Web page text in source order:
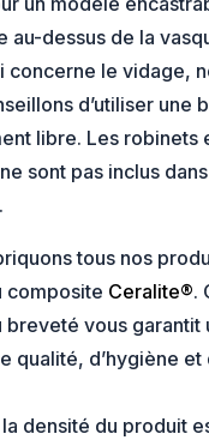
au-dessus de la
concerne le vidage,
d’utiliser une
libre. Les robinets
sont pas inclus
tous nos
composite Ceralite®.
breveté vous garantit
qualité, d’hygiène et
densité du produit